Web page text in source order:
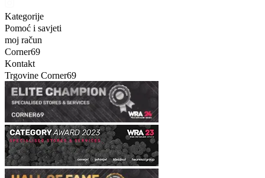
Kategorije
Pomoć i savjeti
moj račun
Corner69
Kontakt
Trgovine Corner69